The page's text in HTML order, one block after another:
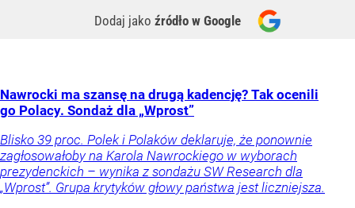
Dodaj jako źródło w Google
Nawrocki ma szansę na drugą kadencję? Tak ocenili
go Polacy. Sondaż dla „Wprost”
Blisko 39 proc. Polek i Polaków deklaruje, że ponownie
zagłosowałoby na Karola Nawrockiego w wyborach
prezydenckich – wynika z sondażu SW Research dla
„Wprost”. Grupa krytyków głowy państwa jest liczniejsza.